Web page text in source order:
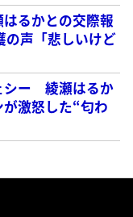
るかとの交際報
の声「悲しいけど
シー 綾瀬はるか
激怒した“匂わ